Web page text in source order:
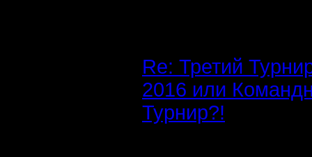
Re: Третий
2016 или
Турнир?!